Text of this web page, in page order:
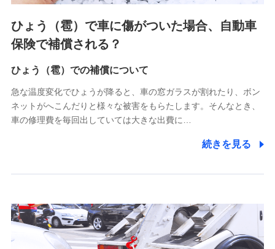
4.家族・友達紹介にて取得した個人情報
被紹介者への連絡、及び当社と取引のあるもしくは委託を受
けている保険会社・提携会社の保険その他に関する情報を提
供し、金融商品等の契約を勧奨するため
アンケートやキャンペーン等の実施のため
上記に係る連絡・手続き・管理等付帯業務を行うため
5.通話録音にて取得する情報
7.社員（従業者）の個人情報
人事･勤怠･健康・労務等の管理、給与支給、福利厚生・採用
退職関連処理等の各種手続きのため、当社と従業員または従
ひょう（雹）で車に傷がついた場合、自動車
保険で補償される？
ひょう（雹）での補償について
急な温度変化でひょうが降ると、車の窓ガラスが割れたり、ボン
ネットがへこんだりと様々な被害をもらたします。そんなとき、
車の修理費を毎回出していては大きな出費に…
続きを見る